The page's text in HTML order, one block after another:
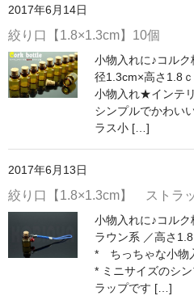
絞り口
コルク栓
プラ栓
コルク栓
セット
ストラップ付き
2017年6月14日
絞り口【1.8×1.3cm】10個
小物入れに♪コル
径1.3cm×高さ1.8
小物入れ★インテ
シンプルでかわい
ラス小 […]
2017年6月13日
絞り口【1.8×1.3cm】 ストラ
小物入れに♪コル
ラウン系 ／高さ
* ちっちゃな小物
* ミニサイズのシ
ラップです […]